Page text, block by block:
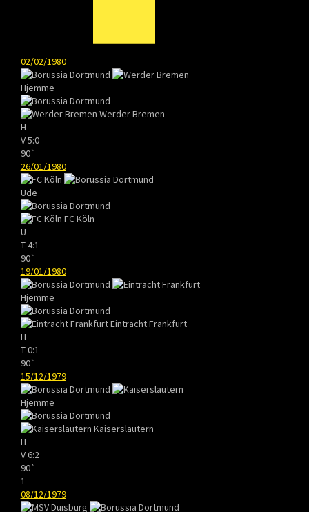
02/02/1980
Hjemme
Werder Bremen
H
V5:0
90`
26/01/1980
Ude
FC Köln
U
T4:1
90`
19/01/1980
Hjemme
Eintracht Frankfurt
H
T0:1
90`
15/12/1979
Hjemme
Kaiserslautern
H
V6:2
90`
1
08/12/1979